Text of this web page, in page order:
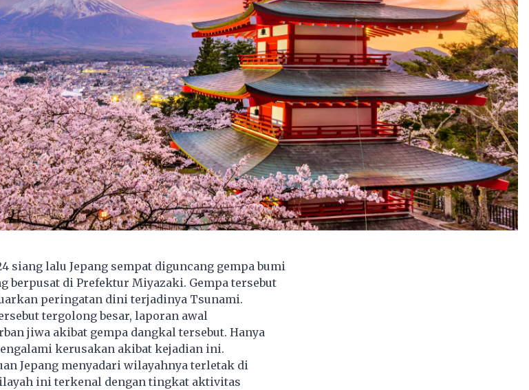
siang lalu Jepang sempat diguncang gempa bumi
berpusat di Prefektur Miyazaki. Gempa tersebut
peringatan dini terjadinya Tsunami.
tergolong besar, laporan awal
jiwa akibat gempa dangkal tersebut. Hanya
kerusakan akibat kejadian ini.
Jepang menyadari wilayahnya terletak di
ini terkenal dengan tingkat aktivitas